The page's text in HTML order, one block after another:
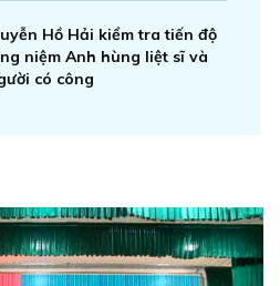
Hồ Hải kiểm tra tiến độ
niệm Anh hùng liệt sĩ và
có công